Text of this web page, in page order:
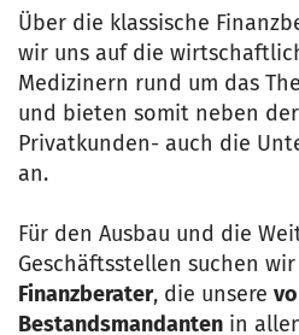
Über die klassische
wir uns auf die
Medizinern rund um das
und bieten somit neben
Privatkunden- auch die
an.
Für den Ausbau und die
Geschäftsstellen suchen wir
Finanzberater, die unsere
Bestandsmandanten in